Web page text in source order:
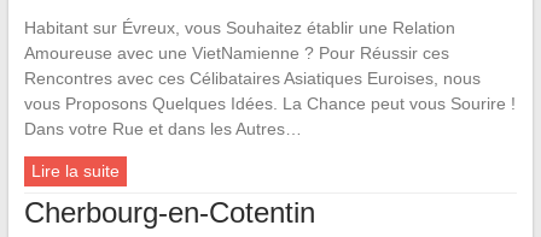
Habitant sur Évreux, vous Souhaitez établir une Relation
Amoureuse avec une VietNamienne ? Pour Réussir ces
Rencontres avec ces Célibataires Asiatiques Euroises, nous
vous Proposons Quelques Idées. La Chance peut vous Sourire !
Dans votre Rue et dans les Autres…
Lire la suite
Cherbourg-en-Cotentin